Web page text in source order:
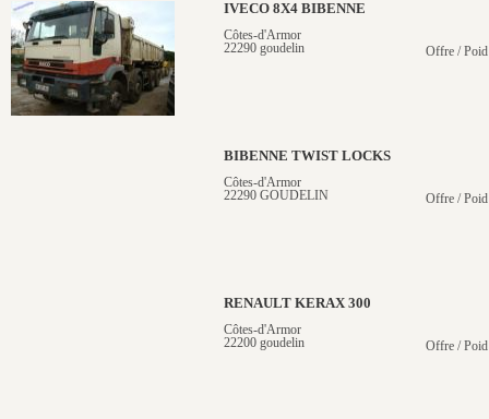
IVECO 8X4 BIBENNE
Côtes-d'Armor
22290 goudelin
Offre /
BIBENNE TWIST LOCKS
Côtes-d'Armor
22290 GOUDELIN
Offre /
RENAULT KERAX 300
Côtes-d'Armor
22200 goudelin
Offre /